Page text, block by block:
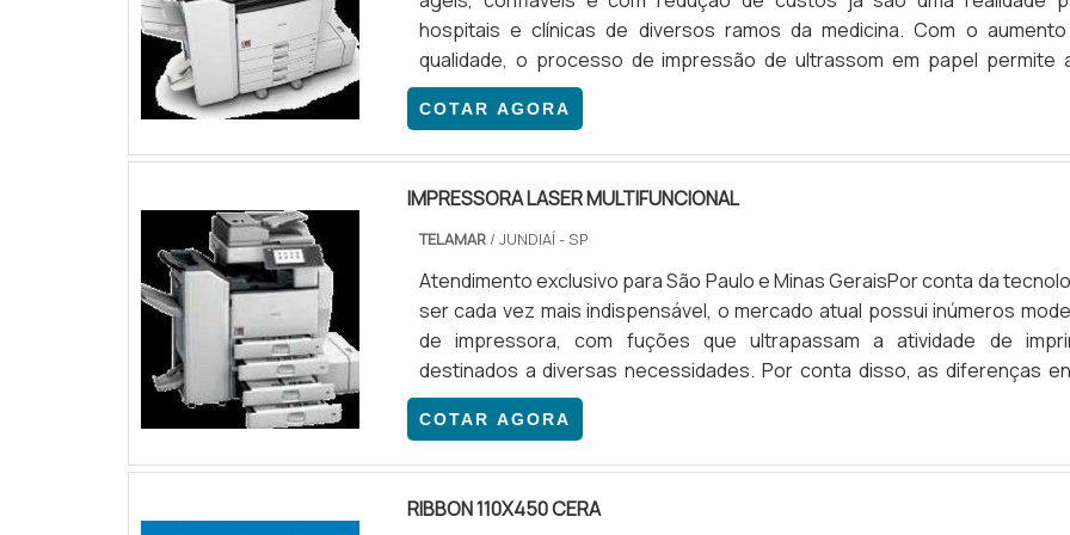
hospitais e clínicas de diversos ramos da medicina. Com o
qualidade, o processo de impressão de ultrassom em papel permite
médicos uma economia que pode alcançar até 80% quando comparado
o processo tradicional de impressão.Especificações presentes
materialJá se tornou necessidade a impressão de diagnósticos médicos
COTAR AGORA
IMPRESSORA LASER MULTIFUNCIONAL
TELAMAR/ JUNDIAÍ - SP
Atendimento exclusivo para São Paulo e Minas GeraisPor conta da
ser cada vez mais indispensável, o mercado atual possui inúmeros
de impressora, com fuções que ultrapassam a atividade de
destinados a diversas necessidades. Por conta disso, as diferenças
uma impressora comum e a impressora laser multifuncional são
pelas modalidades que cada uma performa. Enquanto a impressora
capacidades diversas, como fax, copiadora e scanner, o modelo comum
COTAR AGORA
RIBBON 110X450 CERA